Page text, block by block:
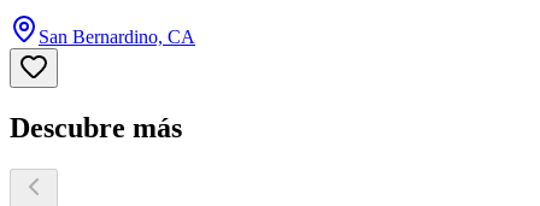
San Bernardino, CA
Descubre más